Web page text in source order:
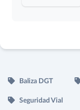
Baliza DGT
Seguridad Vial